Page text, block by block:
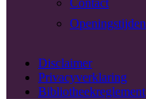
Openingstijden
Disclaimer
Privacyverklaring
Bibliotheekreglement